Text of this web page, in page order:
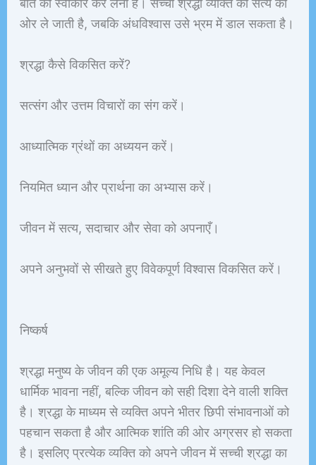
बात को स्वीकार कर लेना है। सच्ची श्रद्धा व्यक्ति को सत्य की
ओर ले जाती है, जबकि अंधविश्वास उसे भ्रम में डाल सकता है।
श्रद्धा कैसे विकसित करें?
सत्संग और उत्तम विचारों का संग करें।
आध्यात्मिक ग्रंथों का अध्ययन करें।
नियमित ध्यान और प्रार्थना का अभ्यास करें।
जीवन में सत्य, सदाचार और सेवा को अपनाएँ।
अपने अनुभवों से सीखते हुए विवेकपूर्ण विश्वास विकसित करें।
निष्कर्ष
श्रद्धा मनुष्य के जीवन की एक अमूल्य निधि है। यह केवल
धार्मिक भावना नहीं, बल्कि जीवन को सही दिशा देने वाली शक्ति
है। श्रद्धा के माध्यम से व्यक्ति अपने भीतर छिपी संभावनाओं को
पहचान सकता है और आत्मिक शांति की ओर अग्रसर हो सकता
है। इसलिए प्रत्येक व्यक्ति को अपने जीवन में सच्ची श्रद्धा का